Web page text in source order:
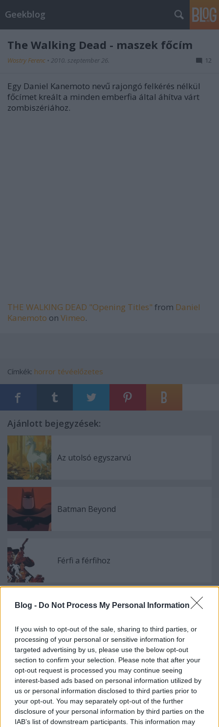
Blog - Do Not Process My Personal Information
If you wish to opt-out of the sale, sharing to third parties, or
processing of your personal or sensitive information for
targeted advertising by us, please use the below opt-out
section to confirm your selection. Please note that after your
opt-out request is processed you may continue seeing
interest-based ads based on personal information utilized by
us or personal information disclosed to third parties prior to
your opt-out. You may separately opt-out of the further
disclosure of your personal information by third parties on the
IAB’s list of downstream participants. This information may
Geekblog
The Walking Dead - maszek főcím
Wostry Ferenc • 2010. szeptember 26. 12
Egy Daniel Kanemoto nevű rajongó felkérés nélkül
főcímet kreált a minden emberfia által áhítva várt
zombiszériához.
THE WALKING DEAD "Opening Titles" from Daniel
Kanemoto on Vimeo.
Címkék: horror tévéelőzetes
Ajánlott bejegyzések:
Az utolsó egyszarvú
Batman Beyond
Férfi a férfihoz
Le Transperceneige (Snowpiercer)
Nightmare
Szólj hozzá!